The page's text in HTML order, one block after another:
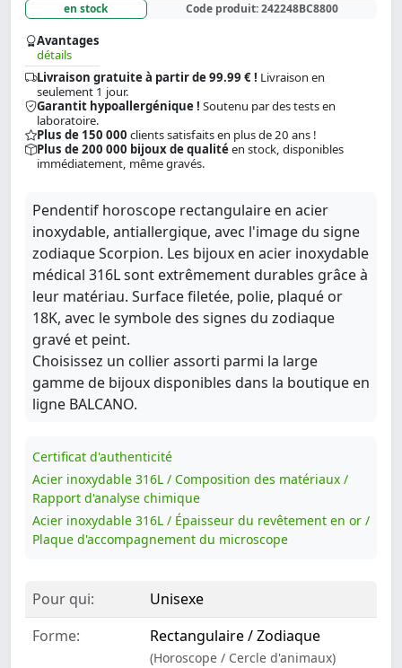
en stock Code produit:242248BC8800
Avantages
détails
Livraison gratuite à partir de 99.99 € ! Livraison en
seulement 1 jour.
Garantit hypoallergénique ! Soutenu par des tests en
laboratoire.
Plus de 150 000 clients satisfaits en plus de 20 ans !
Plus de 200 000 bijoux de qualitéen stock, disponibles
immédiatement, même gravés.
Pendentif horoscope rectangulaire en acier
inoxydable, antiallergique, avec l'image du signe
zodiaque Scorpion. Les bijoux en acier inoxydable
médical 316L sont extrêmement durables grâce à
leur matériau. Surface filetée, polie, plaqué or
18K, avec le symbole des signes du zodiaque
gravé et peint.
Choisissez un collier assorti parmi la large
gamme de bijoux disponibles dans la boutique en
ligne BALCANO.
Certificat d'authenticité
Acier inoxydable 316L / Composition des matériaux /
Rapport d'analyse chimique
Acier inoxydable 316L / Épaisseur du revêtement en or /
Plaque d'accompagnement du microscope
Pour qui:
Unisexe
Forme:
Rectangulaire / Zodiaque
(Horoscope / Cercle d'animaux)